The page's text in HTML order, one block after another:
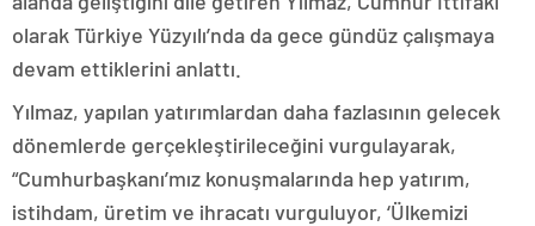
olarak Türkiye Yüzyılı’nda da gece gündüz çalışmaya
devam ettiklerini anlattı.
Yılmaz, yapılan yatırımlardan daha fazlasının gelecek
dönemlerde gerçekleştirileceğini vurgulayarak,
“Cumhurbaşkanı’mız konuşmalarında hep yatırım,
istihdam, üretim ve ihracatı vurguluyor, ‘Ülkemizi